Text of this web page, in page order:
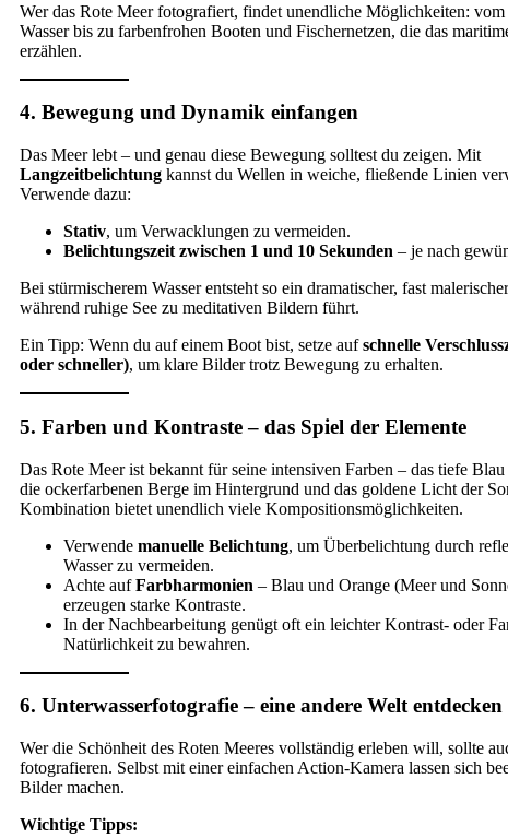
Wer das Rote Meer fotografiert, findet unendliche Möglichkeiten: vom
Wasser bis zu farbenfrohen Booten und Fischernetzen, die das
erzählen.
4. Bewegung und Dynamik einfangen
Das Meer lebt – und genau diese Bewegung solltest du zeigen. Mit
Langzeitbelichtung kannst du Wellen in weiche, fließende Linien
Verwende dazu:
Stativ, um Verwacklungen zu vermeiden.
Belichtungszeit zwischen 1 und 10 Sekunden – je nach
Bei stürmischerem Wasser entsteht so ein dramatischer, fast
während ruhige See zu meditativen Bildern führt.
Ein Tipp: Wenn du auf einem Boot bist, setze aufschnelle
oder schneller), um klare Bilder trotz Bewegung zu erhalten.
5. Farben und Kontraste – das Spiel der Elemente
Das Rote Meer ist bekannt für seine intensiven Farben – das tiefe Blau
die ockerfarbenen Berge im Hintergrund und das goldene Licht der
Kombination bietet unendlich viele Kompositionsmöglichkeiten.
Verwende manuelle Belichtung, um Überbelichtung durch
Wasser zu vermeiden.
Achte aufFarbharmonien – Blau und Orange (Meer und
erzeugen starke Kontraste.
In der Nachbearbeitung genügt oft ein leichter Kontrast- oder
Natürlichkeit zu bewahren.
6. Unterwasserfotografie – eine andere Welt entdecken
Wer die Schönheit des Roten Meeres vollständig erleben will, sollte
fotografieren. Selbst mit einer einfachen Action-Kamera lassen sich
Bilder machen.
Wichtige Tipps: